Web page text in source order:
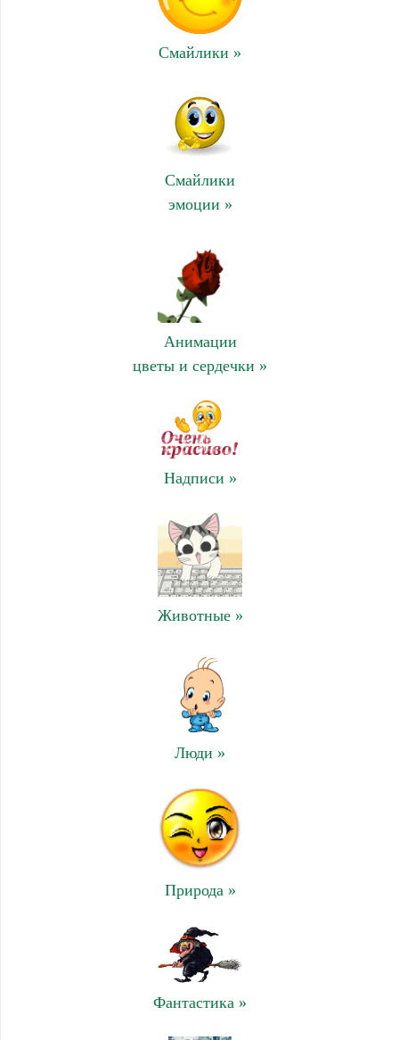
Смайлики »
Смайлики
эмоции »
Анимации
цветы и сердечки »
Надписи »
Животные »
Люди »
Природа »
Фантастика »